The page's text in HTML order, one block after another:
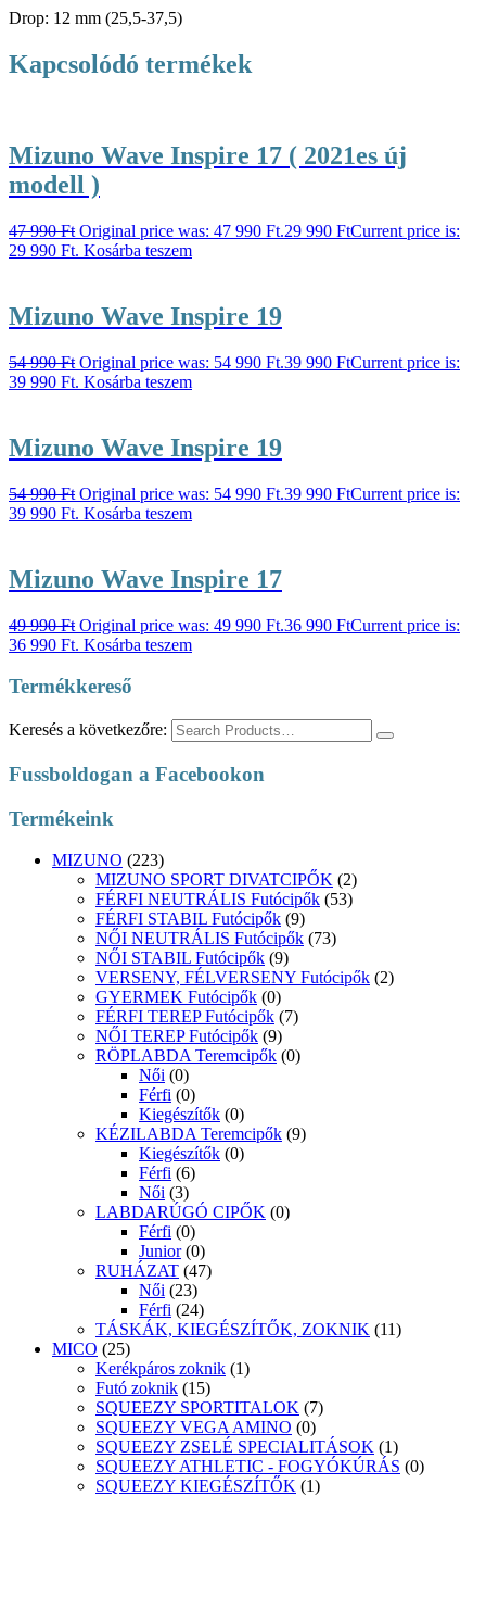
Drop: 12 mm (25,5-37,5)
Kapcsolódó termékek
Mizuno Wave Inspire 17 ( 2021es új
modell )
47 990Ft Original price was: 47 990 Ft.29 990 FtCurrent price is:
29 990 Ft. Kosárba teszem
Mizuno Wave Inspire 19
54 990Ft Original price was: 54 990 Ft.39 990 FtCurrent price is:
39 990 Ft. Kosárba teszem
Mizuno Wave Inspire 19
54 990Ft Original price was: 54 990 Ft.39 990 FtCurrent price is:
39 990 Ft. Kosárba teszem
Mizuno Wave Inspire 17
49 990Ft Original price was: 49 990 Ft.36 990 FtCurrent price is:
36 990 Ft. Kosárba teszem
Termékkereső
Keresés a következőre:
Fussboldogan a Facebookon
Termékeink
MIZUNO (223)
MIZUNO SPORT DIVATCIPŐK (2)
FÉRFI NEUTRÁLIS Futócipők (53)
FÉRFI STABIL Futócipők (9)
NŐI NEUTRÁLIS Futócipők (73)
NŐI STABIL Futócipők (9)
VERSENY, FÉLVERSENY Futócipők (2)
GYERMEK Futócipők (0)
FÉRFI TEREP Futócipők (7)
NŐI TEREP Futócipők (9)
RÖPLABDA Teremcipők (0)
Női (0)
Férfi (0)
Kiegészítők (0)
KÉZILABDA Teremcipők (9)
Kiegészítők (0)
Férfi (6)
Női (3)
LABDARÚGÓ CIPŐK (0)
Férfi (0)
Junior (0)
RUHÁZAT (47)
Női (23)
Férfi (24)
TÁSKÁK, KIEGÉSZÍTŐK, ZOKNIK (11)
MICO (25)
Kerékpáros zoknik (1)
Futó zoknik (15)
SQUEEZY SPORTITALOK (7)
SQUEEZY VEGA AMINO (0)
SQUEEZY ZSELÉ SPECIALITÁSOK (1)
SQUEEZY ATHLETIC - FOGYÓKÚRÁS (0)
SQUEEZY KIEGÉSZÍTŐK (1)